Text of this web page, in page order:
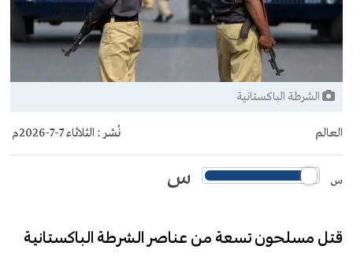
الشرطة الباكستانية
العالم نُشر : الثلاثاء 7-7-2026م
س س
قتل مسلحون تسعة من عناصر الشرطة الباكستانية